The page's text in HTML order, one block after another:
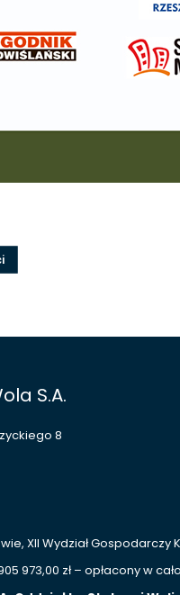
S.A.
8
XII Wydział
973,00 zł – opłacony w